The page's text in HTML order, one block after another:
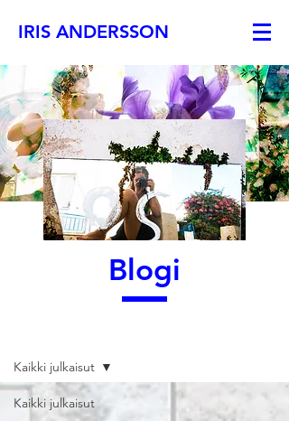
IRIS ANDERSSON
Blogi
Kaikki julkaisut
Kaikki julkaisut